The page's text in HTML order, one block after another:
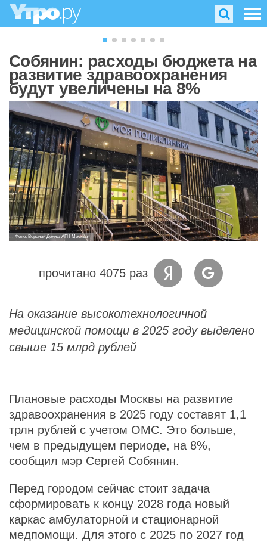
Собянин: расходы бюджета на
развитие здравоохранения
будут увеличены на 8%
Фото: Воронин Денис/ АГН Москва
прочитано 4075 раз
На оказание высокотехнологичной
медицинской помощи в 2025 году выделено
свыше 15 млрд рублей
Плановые расходы Москвы на развитие
здравоохранения в 2025 году составят 1,1
трлн рублей с учетом ОМС. Это больше,
чем в предыдущем периоде, на 8%,
сообщил мэр Сергей Собянин.
Перед городом сейчас стоит задача
сформировать к концу 2028 года новый
каркас амбулаторной и стационарной
медпомощи. Для этого с 2025 по 2027 год